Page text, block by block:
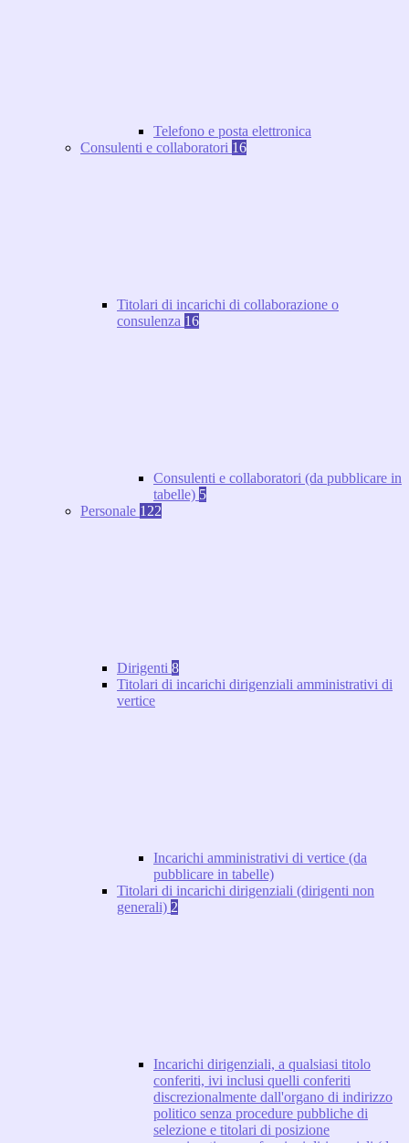
Telefono e posta elettronica
Consulenti e collaboratori 16
Titolari di incarichi di collaborazione o
consulenza 16
Consulenti e collaboratori (da pubblicare in
tabelle) 5
Personale 122
Dirigenti 8
Titolari di incarichi dirigenziali amministrativi di
vertice
Incarichi amministrativi di vertice (da
pubblicare in tabelle)
Titolari di incarichi dirigenziali (dirigenti non
generali) 2
Incarichi dirigenziali, a qualsiasi titolo
conferiti, ivi inclusi quelli conferiti
discrezionalmente dall'organo di indirizzo
politico senza procedure pubbliche di
selezione e titolari di posizione